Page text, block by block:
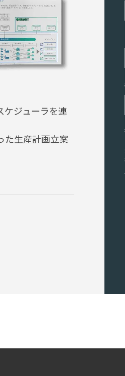
ケジューラを連
た生産計画立案